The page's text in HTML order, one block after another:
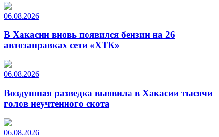
06.08.2026
В Хакасии вновь появился бензин на 26
автозаправках сети «ХТК»
06.08.2026
Воздушная разведка выявила в Хакасии тысячи
голов неучтенного скота
06.08.2026